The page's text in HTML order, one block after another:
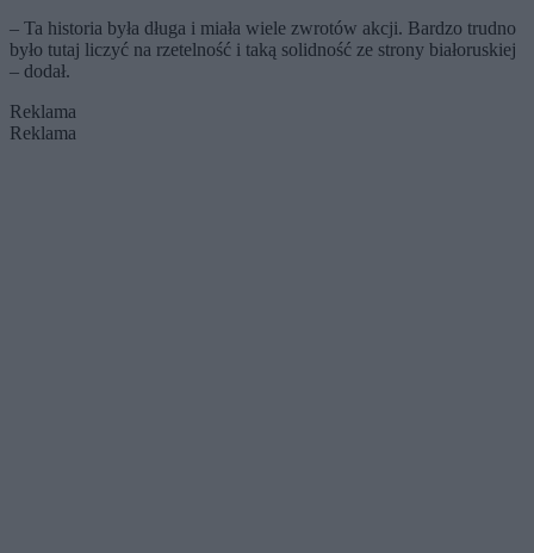
– Ta historia była długa i miała wiele zwrotów akcji. Bardzo trudno
było tutaj liczyć na rzetelność i taką solidność ze strony białoruskiej
– dodał.
Reklama
Reklama